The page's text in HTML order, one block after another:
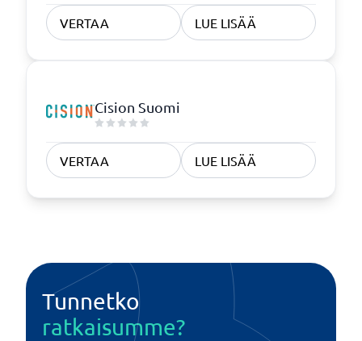
VERTAA LUE LISÄÄ
Cision Suomi
VERTAA LUE LISÄÄ
Tunnetko
ratkaisumme?